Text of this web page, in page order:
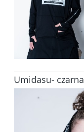
Umidasu-